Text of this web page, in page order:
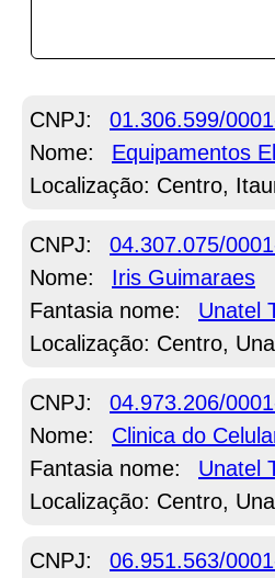
CNPJ: 01.306.599/
Nome:
Equipamentos
Localização: Centro,
CNPJ: 04.307.075/
Nome:
Iris Guimaraes
Fantasia nome:
Unatel
Localização: Centro,
CNPJ: 04.973.206/
Nome:
Clinica do
Fantasia nome:
Unatel
Localização: Centro,
CNPJ: 06.951.563/